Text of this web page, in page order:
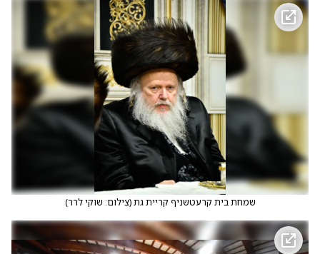
שמחת בית קרעטשניף קריית גת(צילום: שוקי לרר)